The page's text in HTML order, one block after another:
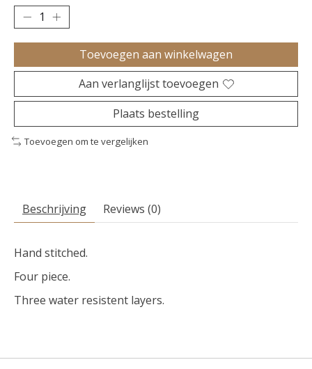
Toevoegen aan winkelwagen
Aan verlanglijst toevoegen
Plaats bestelling
Toevoegen om te vergelijken
Beschrijving Reviews (0)
Hand stitched.
Four piece.
Three water resistent layers.